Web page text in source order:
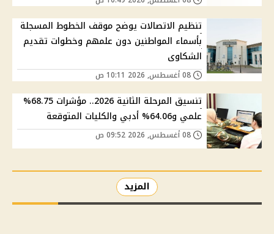
تنظيم الاتصالات يوضح موقف الخطوط المسجلة
بأسماء المواطنين دون علمهم وخطوات تقديم
الشكاوى
تنسيق المرحلة الثانية 2026.. مؤشرات 68.75%
علمي و64.06% أدبي والكليات المتوقعة
المزيد